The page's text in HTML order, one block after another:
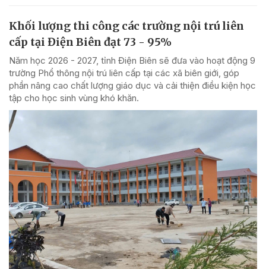
Khối lượng thi công các trường nội trú liên
cấp tại Điện Biên đạt 73 - 95%
Năm học 2026 - 2027, tỉnh Điện Biên sẽ đưa vào hoạt động 9
trường Phổ thông nội trú liên cấp tại các xã biên giới, góp
phần nâng cao chất lượng giáo dục và cải thiện điều kiện học
tập cho học sinh vùng khó khăn.